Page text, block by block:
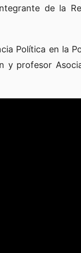
de la
Política en la
y profesor